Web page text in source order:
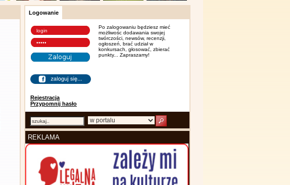
Logowanie
Rejestracja
Przypomnij hasło
Po zalogowaniu będziesz mieć
możliwośc dodawania swojej
twórczości, newsów, recenzji,
ogłoszeń, brać udział w
konkursach, głosować, zbierać
punkty... Zapraszamy!
REKLAMA